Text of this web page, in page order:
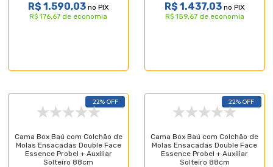
R$ 1.590,03no PIX
R$ 176,67 de economia
R$ 1.437,03no PIX
R$ 159,67 de economia
22% OFF
Cama Box Baú com Colchão de
Molas Ensacadas Double Face
Essence Probel + Auxiliar
Solteiro 88cm
22% OFF
Cama Box Baú com Colchão de
Molas Ensacadas Double Face
Essence Probel + Auxiliar
Solteiro 88cm